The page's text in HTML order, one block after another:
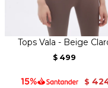
Tops Vala - Beige
$ 499
$